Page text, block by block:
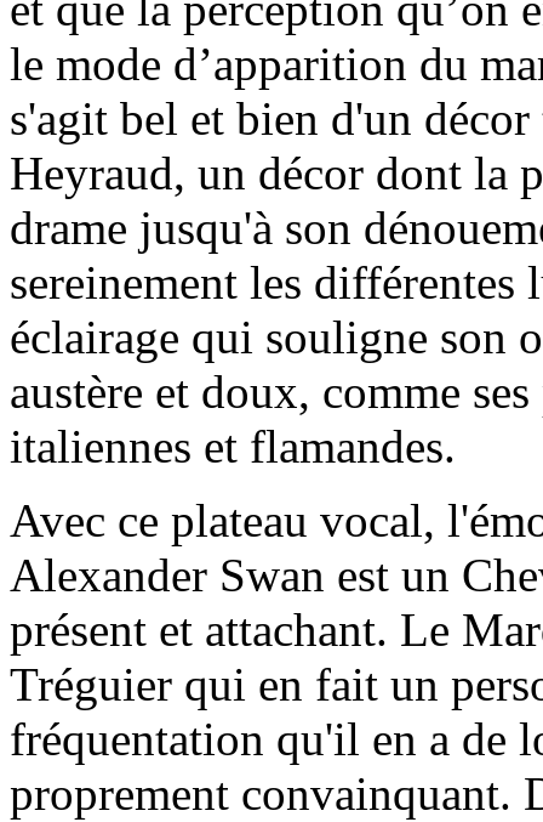
le mode d’apparition du
s'agit bel et bien d'un
Heyraud, un décor dont la
drame jusqu'à son
sereinement les
éclairage qui souligne son
austère et doux, comme
italiennes et flamandes.
Avec ce plateau vocal,
Alexander Swan est un
présent et attachant. Le
Tréguier qui en fait un
fréquentation qu'il en a de
proprement convainquant.